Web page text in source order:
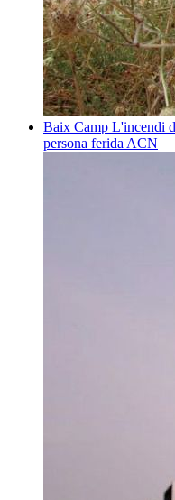
Baix Camp L'incendi
persona ferida ACN